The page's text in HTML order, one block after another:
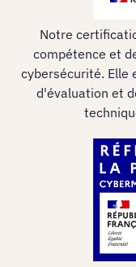
Notre
compétence et
cybersécurité. Elle
d'évaluation et